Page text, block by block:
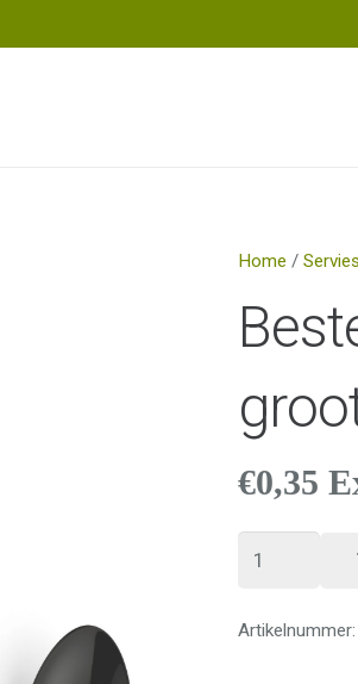
Home /
€0,35
zwart
Artikelnummer: